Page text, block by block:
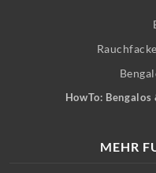
HowTo:
MEHR